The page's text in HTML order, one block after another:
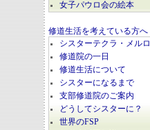
女子パウロ会の絵本
修道生活を考えている方へ
シスターテクラ・メルロ
修道院の一日
修道生活について
シスターになるまで
支部修道院のご案内
どうしてシスターに？
世界のFSP